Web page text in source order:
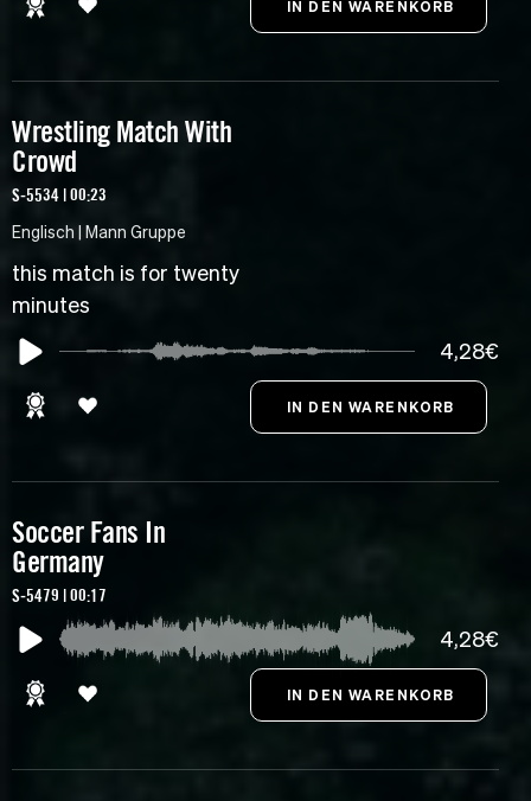
Wrestling Match With
Crowd
S-5534 | 00:23
Englisch | Mann Gruppe
this match is for twenty
minutes
4,28€
Soccer Fans In
Germany
S-5479 | 00:17
4,28€